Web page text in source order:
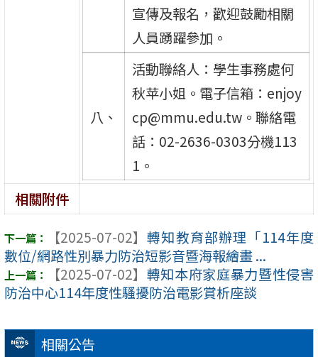
相關公告
宣傳及報名，歡迎鼓勵相關
人員踴躍參加。
八、
活動聯絡人：學生事務處何
秋苹小姐。電子信箱：enjoy
cp@mmu.edu.tw。聯絡電
話：02-2636-0303分機113
1。
相關附件
【2025-07-02】 轉知教育部辦理「114年度
數位/網路性別暴力防治短影音暨海報繪畫 ...
【2025-07-02】 轉知本府家庭暴力暨性侵害
防治中心114年度性騷擾防治電影賞析座談